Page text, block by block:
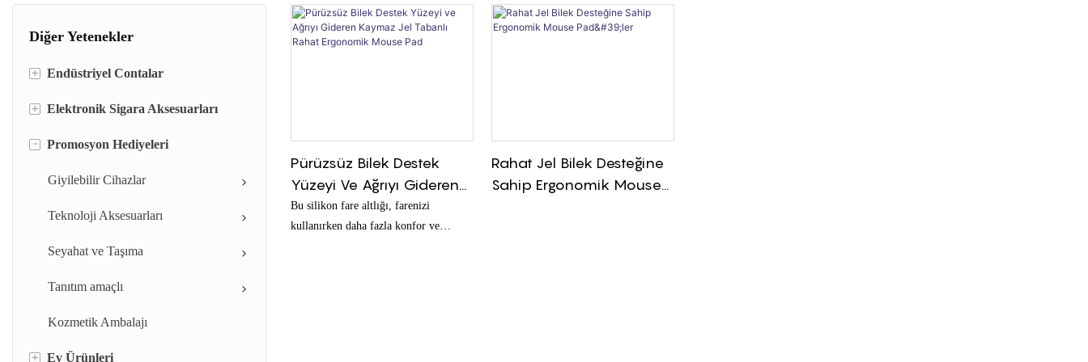
Diğer Yetenekler
+ Endüstriyel Contalar
Silikon Conta Sızdırmazlık Halkası
Silikon Bantlar
Silikon şırınga kapağı
Silikon valf
Silikon Şırınga Pistonu
Silikon Kauçuk contalar
Kauçuk conta
Kauçuk Grommet
+ Elektronik Sigara Aksesuarları
Silikon elektronik sigara ucu ve
- Promosyon Hediyeleri
Giyilebilir Cihazlar
Teknoloji Aksesuarları
Seyahat ve Taşıma
Tanıtım amaçlı
Kozmetik Ambalajı
+ Ev Ürünleri
Pürüzsüz Bilek Destek
Yüzeyi Ve Ağrıyı Gideren
Kaymaz Jel Tabanlı Rahat
Ergonomik Mouse Pad
Bu silikon fare altlığı, farenizi
kullanırken daha fazla konfor ve
Rahat Jel Bilek Desteğine
Sahip Ergonomik Mouse